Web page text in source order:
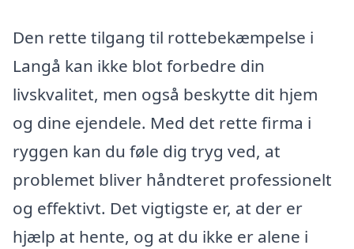
Den rette tilgang til rottebekæmpelse i
Langå kan ikke blot forbedre din
livskvalitet, men også beskytte dit hjem
og dine ejendele. Med det rette firma i
ryggen kan du føle dig tryg ved, at
problemet bliver håndteret professionelt
og effektivt. Det vigtigste er, at der er
hjælp at hente, og at du ikke er alene i